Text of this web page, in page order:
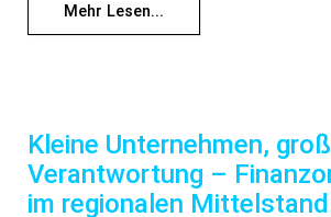
Mehr Lesen...
Kleine Unternehmen,
Verantwortung –
im regionalen Mittelstand